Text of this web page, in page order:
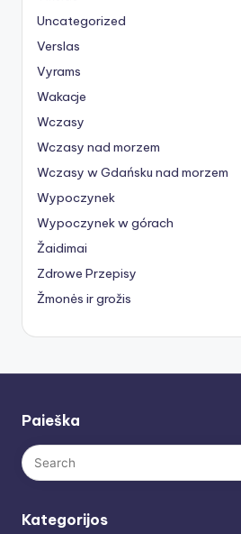
Uncategorized
Verslas
Vyrams
Wakacje
Wczasy
Wczasy nad morzem
Wczasy w Gdańsku nad morzem
Wypoczynek
Wypoczynek w górach
Žaidimai
Zdrowe Przepisy
Žmonės ir grožis
Paieška
Kategorijos